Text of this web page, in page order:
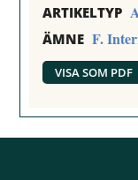
ARTIKELTYP
ÄMNE F.
VISA SOM PDF